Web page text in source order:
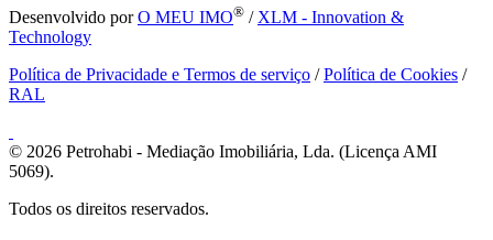
Desenvolvido porO MEU IMO® / XLM - Innovation &
Technology
Política de Privacidade e Termos de serviço /Política de Cookies /
RAL
© 2026 Petrohabi - Mediação Imobiliária, Lda. (Licença AMI
5069).
Todos os direitos reservados.